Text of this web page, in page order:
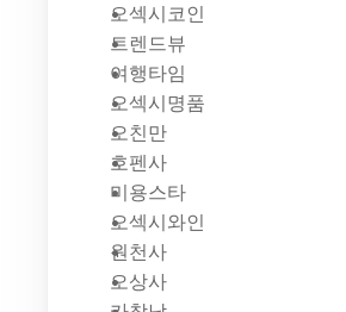
오섹시코인
트렌드뷰
여행타임
오섹시명품
오친만
호펜사
미용스타
오섹시와인
원천사
오상사